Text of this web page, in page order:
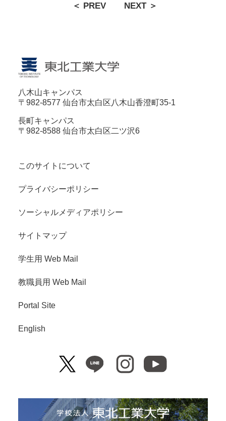
＜ PREV NEXT ＞
八木山キャンパス
〒982-8577 仙台市太白区八木山香澄町35-1
長町キャンパス
〒982-8588 仙台市太白区二ツ沢6
このサイトについて
プライバシーポリシー
ソーシャルメディアポリシー
サイトマップ
学生用 Web Mail
教職員用 Web Mail
Portal Site
English